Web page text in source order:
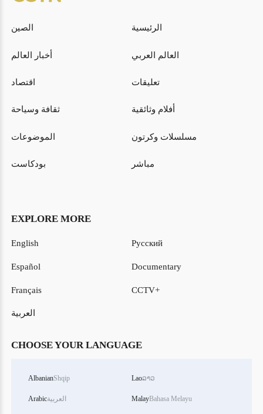
الصين الرئيسية
أخبار العالم العالم العربي
اقتصاد تعليقات
ثقافة وسياحة أفلام وثائقية
الموضوعات مسلسلات وكرتون
بودكاست مباشر
EXPLORE MORE
English
Español
Français
العربية
Русский
Documentary
CCTV+
CHOOSE YOUR LANGUAGE
AlbanianShqip
Arabicالعربية
Laoລາວ
MalayBahasa Melayu